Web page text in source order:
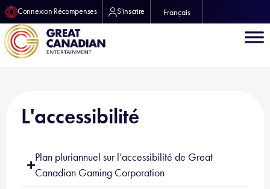
Connexion Récompenses S'inscrire Français
L'accessibilité
Plan pluriannuel sur l’accessibilité de Great
Canadian Gaming Corporation